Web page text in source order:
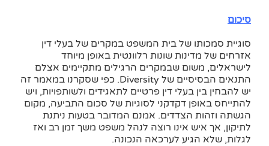
סיכום
סוגיית סמכותו של בית המשפט במקרים של בעלי דין
אזרחים של מדינות שונות רלוונטית באופן מיוחד
לישראלים, משום שבמקרים הרגילים מתקיימים אצלם
התנאים הבסיסיים של Diversity. כפי שסקרנו במאמר זה
יש להבחין בין בעלי דין פרטיים לתאגידים ולשותפויות, ויש
להתייחס באופן דקדקני לסוגיות של סכום התביעה, מקום
הגשתה וזהות הצדדים. אמנם המדובר בטעות ניתנת
לתיקון, אך איש אינו רוצה לנהל משפט משך זמן רב ואז
לגלות, שלא הגיע לערכאה הנכונה.